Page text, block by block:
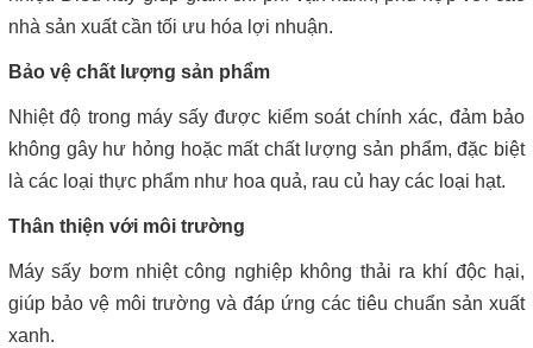
nhà sản xuất cần tối ưu hóa lợi nhuận.
Bảo vệ chất lượng sản phẩm
Nhiệt độ trong máy sấy được kiểm soát chính xác, đảm bảo
không gây hư hỏng hoặc mất chất lượng sản phẩm, đặc biệt
là các loại thực phẩm như hoa quả, rau củ hay các loại hạt.
Thân thiện với môi trường
Máy sấy bơm nhiệt công nghiệp không thải ra khí độc hại,
giúp bảo vệ môi trường và đáp ứng các tiêu chuẩn sản xuất
xanh.